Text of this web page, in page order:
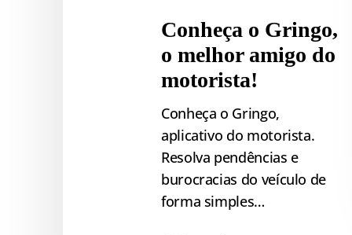
Conheça o Gringo,
o melhor amigo do
motorista!
Conheça o Gringo,
aplicativo do motorista.
Resolva pendências e
burocracias do veículo de
forma simples…